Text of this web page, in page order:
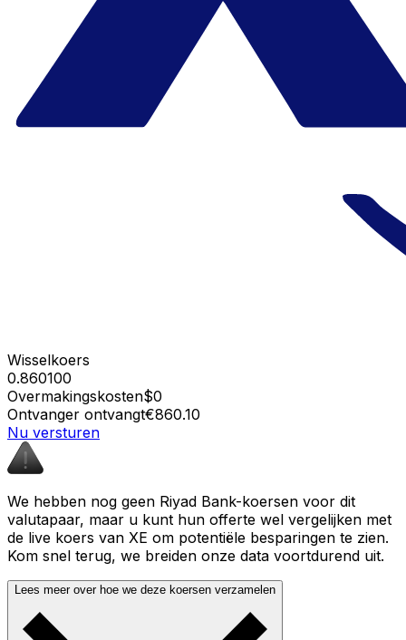
Wisselkoers
0.860100
Overmakingskosten$0
Ontvanger ontvangt€860.10
Nu versturen
We hebben nog geen Riyad Bank-koersen voor dit
valutapaar, maar u kunt hun offerte wel vergelijken met
de live koers van XE om potentiële besparingen te zien.
Kom snel terug, we breiden onze data voortdurend uit.
Lees meer over hoe we deze koersen verzamelen